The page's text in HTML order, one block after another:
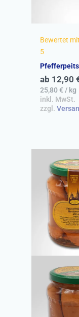
Bewertet mit
5
ab 12,90
25,80€/ kg
inkl. MwSt.
zzgl.